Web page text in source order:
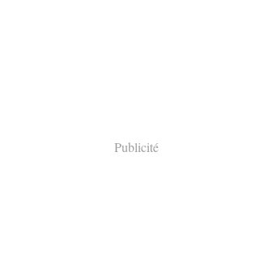
Publicité